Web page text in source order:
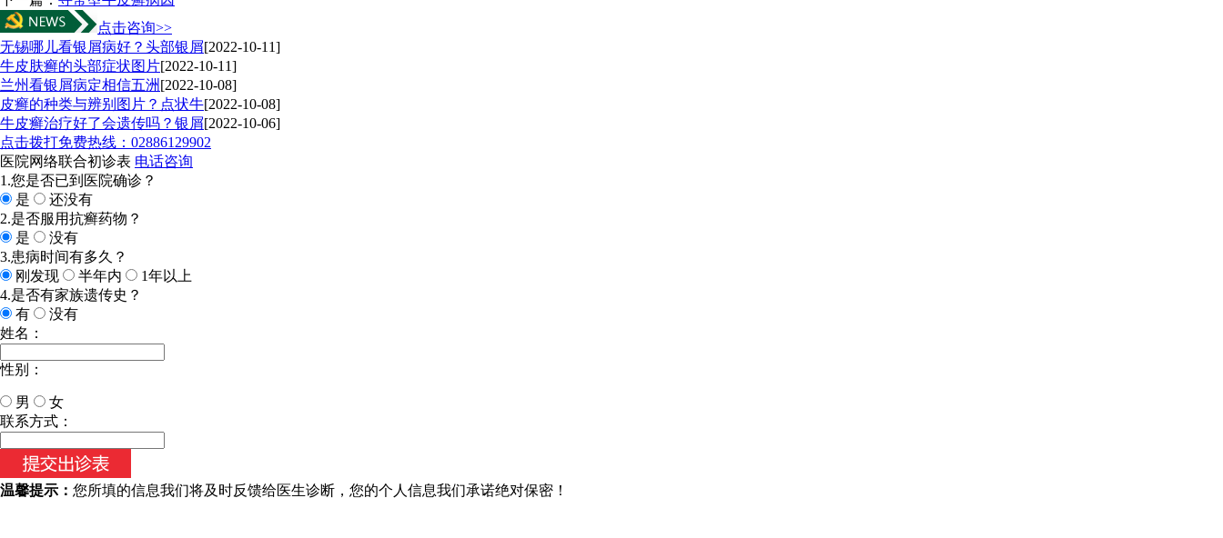
点击咨询>>
无锡哪儿看银屑病好？头部银屑[2022-10-11]
牛皮肤癣的头部症状图片[2022-10-11]
兰州看银屑病定相信五洲 [2022-10-08]
皮癣的种类与辨别图片？点状牛[2022-10-08]
牛皮癣治疗好了会遗传吗？银屑[2022-10-06]
点击拨打免费热线：02886129902
医院网络联合初诊表 电话咨询
1.您是否已到医院确诊？
是
还没有
2.是否服用抗癣药物？
是
没有
3.患病时间有多久？
刚发现
半年内
1年以上
4.是否有家族遗传史？
有
没有
姓名：
性别：
男
女
今天日期：
联系方式：
温馨提示： 您所填的信息我们将及时反馈给医生诊断，您的个人信息我们承诺绝对保密！